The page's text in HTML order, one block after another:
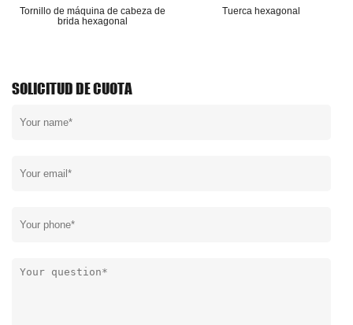
Tornillo de máquina de cabeza de
brida hexagonal
Tuerca hexagonal
SOLICITUD DE CUOTA